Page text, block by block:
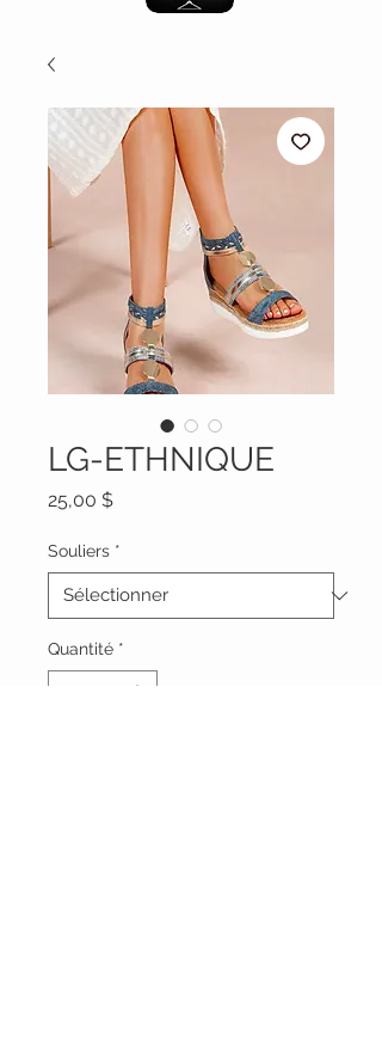
LG-ETHNIQUE
25,00 $Prix
Souliers *
Quantité *